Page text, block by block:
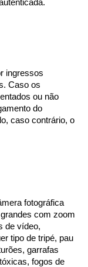
ingressos
Caso os
ou não
do
caso contrário, o
fotográfica
com zoom
de vídeo,
tipo de tripé, pau
garrafas
fogos de